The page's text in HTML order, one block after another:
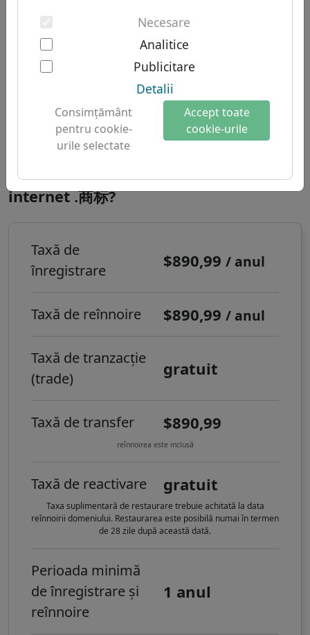
Necesare
Analitice
Publicitare
Detalii
Consimţământ
pentru cookie-
urile selectate
Accept toate
cookie-urile
Domenii australiene
Despre Let's Domains
De ce Let's Domains?
Formulări
Contact
Domeniu .商标 - Domenii
noi
Timp de înregistrare:
Până la 14 zile
lucrătoare
Cum înregistrezi un domeniu de
internet .商标?
Taxă de
înregistrare
$890,99 / anul
Taxă de reînnoire $890,99 / anul
Taxă de tranzacție
(trade)
gratuit
Taxă de transfer $890,99
reînnoirea este inclusă
Taxă de reactivare gratuit
Taxa suplimentară de restaurare trebuie achitată la data
reînnoirii domeniului. Restaurarea este posibilă numai în termen
de 28 zile după această dată.
Perioada minimă
de înregistrare și
reînnoire
1 anul